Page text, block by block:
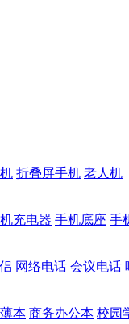
折叠屏手机 老人机
充电器 手机底座 手
网络电话 会议电话
本 商务办公本 校园